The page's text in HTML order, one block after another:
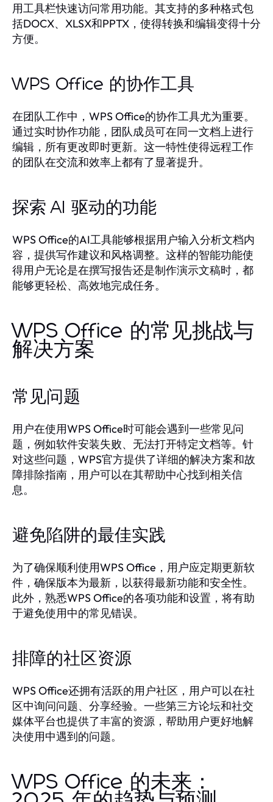
用工具栏快速访问常用功能。其支持的多种格式包
括DOCX、XLSX和PPTX，使得转换和编辑变得十分
方便。
WPS Office 的协作工具
在团队工作中，WPS Office的协作工具尤为重要。
通过实时协作功能，团队成员可在同一文档上进行
编辑，所有更改即时更新。这一特性使得远程工作
的团队在交流和效率上都有了显著提升。
探索 AI 驱动的功能
WPS Office的AI工具能够根据用户输入分析文档内
容，提供写作建议和风格调整。这样的智能功能使
得用户无论是在撰写报告还是制作演示文稿时，都
能够更轻松、高效地完成任务。
WPS Office 的常见挑战与
解决方案
常见问题
用户在使用WPS Office时可能会遇到一些常见问
题，例如软件安装失败、无法打开特定文档等。针
对这些问题，WPS官方提供了详细的解决方案和故
障排除指南，用户可以在其帮助中心找到相关信
息。
避免陷阱的最佳实践
为了确保顺利使用WPS Office，用户应定期更新软
件，确保版本为最新，以获得最新功能和安全性。
此外，熟悉WPS Office的各项功能和设置，将有助
于避免使用中的常见错误。
排障的社区资源
WPS Office还拥有活跃的用户社区，用户可以在社
区中询问问题、分享经验。一些第三方论坛和社交
媒体平台也提供了丰富的资源，帮助用户更好地解
决使用中遇到的问题。
WPS Office 的未来：